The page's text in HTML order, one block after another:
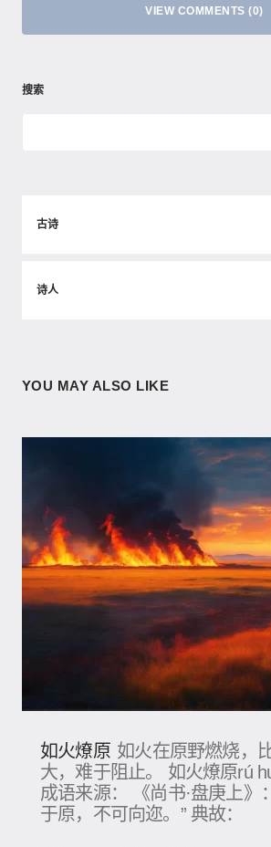
VIEW COMMENTS (0)
搜索
古诗
诗人
YOU MAY ALSO LIKE
如火燎原 如火在原野燃烧，
大，难于阻止。 如火燎原rú
成语来源： 《尚书·盘庚上》
于原，不可向迩。” 典故：